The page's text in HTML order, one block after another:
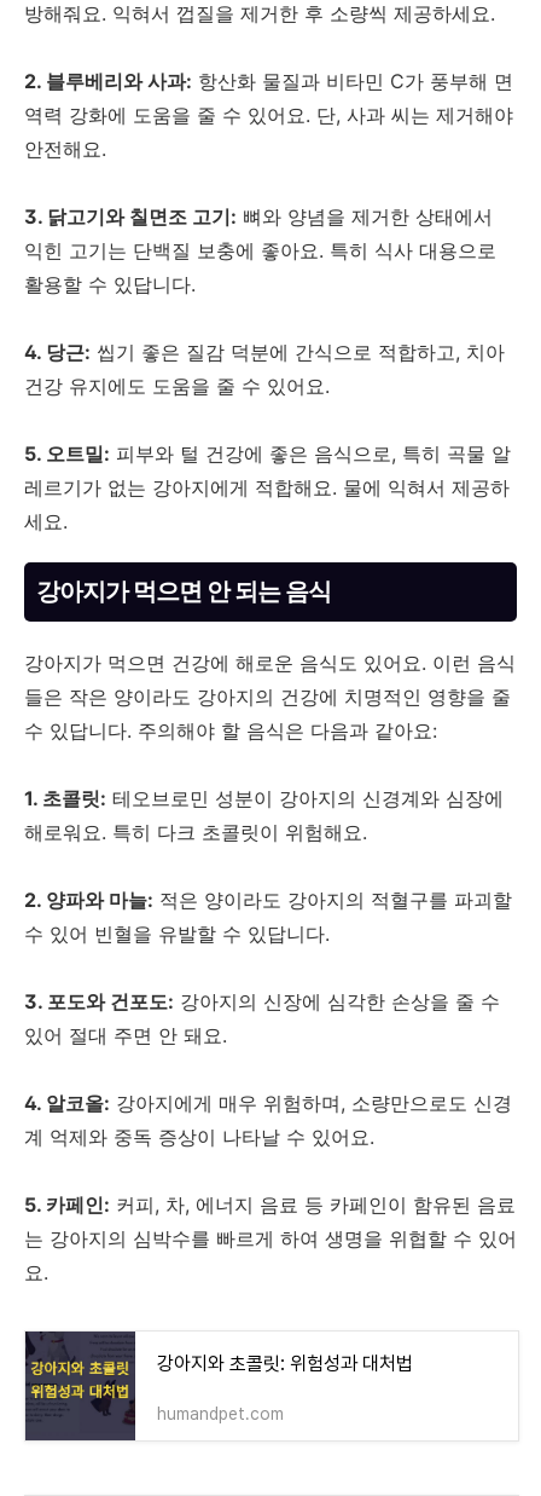
방해줘요. 익혀서 껍질을 제거한 후 소량씩 제공하세요.
2. 블루베리와 사과: 항산화 물질과 비타민 C가 풍부해 면
역력 강화에 도움을 줄 수 있어요. 단, 사과 씨는 제거해야
안전해요.
3. 닭고기와 칠면조 고기: 뼈와 양념을 제거한 상태에서
익힌 고기는 단백질 보충에 좋아요. 특히 식사 대용으로
활용할 수 있답니다.
4. 당근: 씹기 좋은 질감 덕분에 간식으로 적합하고, 치아
건강 유지에도 도움을 줄 수 있어요.
5. 오트밀: 피부와 털 건강에 좋은 음식으로, 특히 곡물 알
레르기가 없는 강아지에게 적합해요. 물에 익혀서 제공하
세요.
강아지가 먹으면 안 되는 음식
강아지가 먹으면 건강에 해로운 음식도 있어요. 이런 음식
들은 작은 양이라도 강아지의 건강에 치명적인 영향을 줄
수 있답니다. 주의해야 할 음식은 다음과 같아요:
1. 초콜릿: 테오브로민 성분이 강아지의 신경계와 심장에
해로워요. 특히 다크 초콜릿이 위험해요.
2. 양파와 마늘: 적은 양이라도 강아지의 적혈구를 파괴할
수 있어 빈혈을 유발할 수 있답니다.
3. 포도와 건포도: 강아지의 신장에 심각한 손상을 줄 수
있어 절대 주면 안 돼요.
4. 알코올: 강아지에게 매우 위험하며, 소량만으로도 신경
계 억제와 중독 증상이 나타날 수 있어요.
5. 카페인: 커피, 차, 에너지 음료 등 카페인이 함유된 음료
는 강아지의 심박수를 빠르게 하여 생명을 위협할 수 있어
요.
강아지와 초콜릿: 위험성과 대처법
humandpet.com